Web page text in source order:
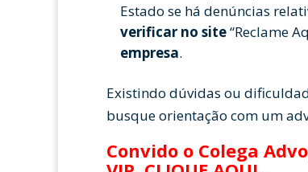
Estado se há denúncias
verificar no site“Reclame
empresa.
Existindo dúvidas ou
busque orientação com um
Convido o Colega